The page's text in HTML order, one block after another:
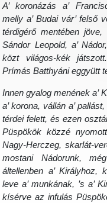
A’ koronázás a’
melly a’ Budai vár’ felső
térdigérő mentében
Sándor Leopold, a’
közt világos-kék
Prímás Batthyáni eggyütt
Innen gyalog menének a’
a’ korona, vállán a’
térdei felett, és ezen
Püspökök közzé
Nagy-Herczeg, skarlát-
mostani Nádorunk,
áltellenben a’ Királyhoz,
leve a’ munkának, ’s a’
kísérve az infulás